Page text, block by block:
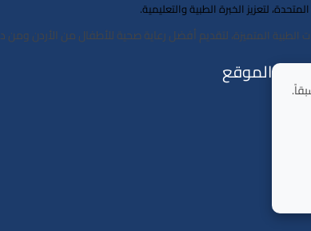
لتعزيز الخبرة الطبية والتعليمية.
الطبية المتميزة، لتقديم أفضل رعاية صحية للأطفال من الأردن ومن
الموقع